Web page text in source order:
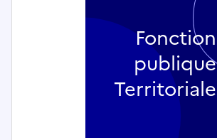
Fonction
publique
Territoriale